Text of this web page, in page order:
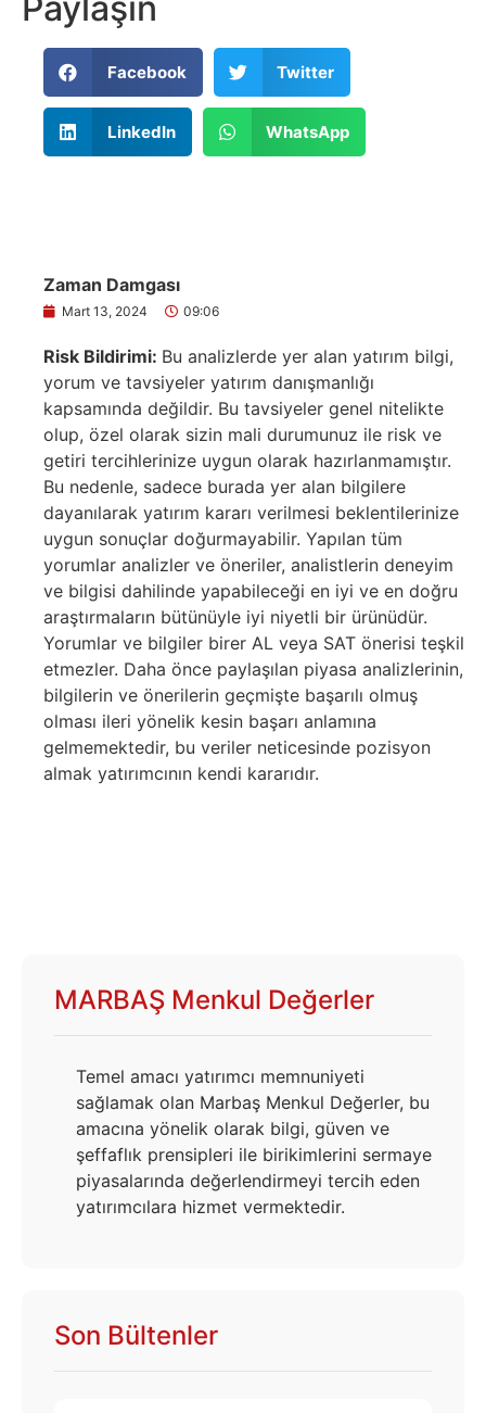
Paylaşın
Facebook Twitter
LinkedIn WhatsApp
Zaman Damgası
Mart 13, 2024 09:06
Risk Bildirimi: Bu analizlerde yer alan yatırım bilgi,
yorum ve tavsiyeler yatırım danışmanlığı
kapsamında değildir. Bu tavsiyeler genel nitelikte
olup, özel olarak sizin mali durumunuz ile risk ve
getiri tercihlerinize uygun olarak hazırlanmamıştır.
Bu nedenle, sadece burada yer alan bilgilere
dayanılarak yatırım kararı verilmesi beklentilerinize
uygun sonuçlar doğurmayabilir. Yapılan tüm
yorumlar analizler ve öneriler, analistlerin deneyim
ve bilgisi dahilinde yapabileceği en iyi ve en doğru
araştırmaların bütünüyle iyi niyetli bir ürünüdür.
Yorumlar ve bilgiler birer AL veya SAT önerisi teşkil
etmezler. Daha önce paylaşılan piyasa analizlerinin,
bilgilerin ve önerilerin geçmişte başarılı olmuş
olması ileri yönelik kesin başarı anlamına
gelmemektedir, bu veriler neticesinde pozisyon
almak yatırımcının kendi kararıdır.
MARBAŞ Menkul Değerler
Temel amacı yatırımcı memnuniyeti
sağlamak olan Marbaş Menkul Değerler, bu
amacına yönelik olarak bilgi, güven ve
şeffaflık prensipleri ile birikimlerini sermaye
piyasalarında değerlendirmeyi tercih eden
yatırımcılara hizmet vermektedir.
Son Bültenler